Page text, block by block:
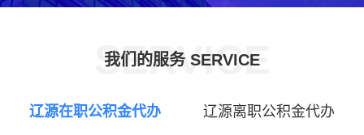
SERVICE
我们的服务 SERVICE
辽源在职公积金代办
辽源离职公积金代办